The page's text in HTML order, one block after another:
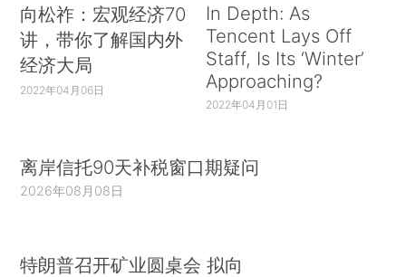
向松祚：宏观经济70
讲，带你了解国内外
经济大局
2022年04月06日
In Depth: As
Tencent Lays Off
Staff, Is Its ‘Winter’
Approaching?
2022年04月01日
离岸信托90天补税窗口期疑问
2026年08月08日
特朗普召开矿业圆桌会 拟向